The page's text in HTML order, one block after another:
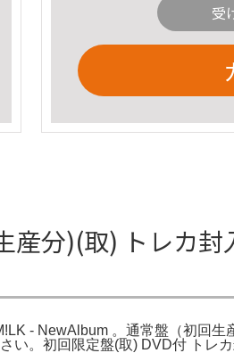
受
分)(取) トレカ封
- NewAlbum 。通常盤（初回
。初回限定盤(取) DVD付 トレ